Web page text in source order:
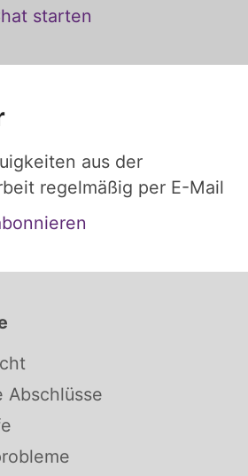
starten
aus der
regelmäßig per E-Mail
Abschlüsse